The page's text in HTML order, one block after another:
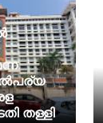
തള്ളി